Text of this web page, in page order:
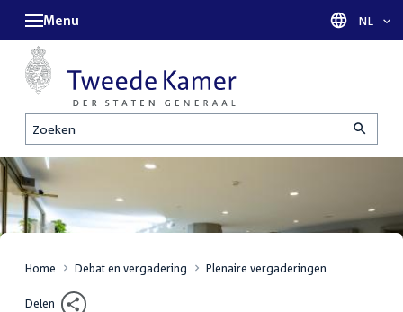
Zoeken
Menu Taal
NL
Home Debat en vergadering Plenaire vergaderingen
Delen